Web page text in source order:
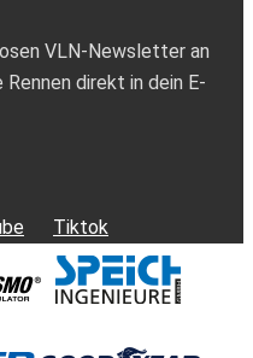
VLN-Newsletter an
direkt in dein E-
Tiktok